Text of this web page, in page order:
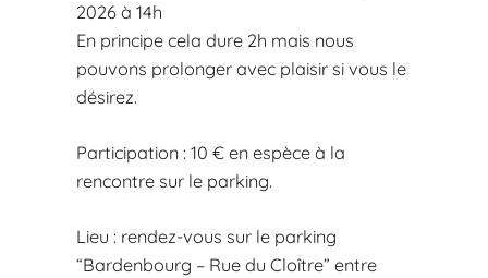
2026 à 14h
En principe cela dure 2h mais nous
pouvons prolonger avec plaisir si vous le
désirez.
Participation : 10 € en espèce à la
rencontre sur le parking.
Lieu : rendez-vous sur le parking
“Bardenbourg – Rue du Cloître” entre